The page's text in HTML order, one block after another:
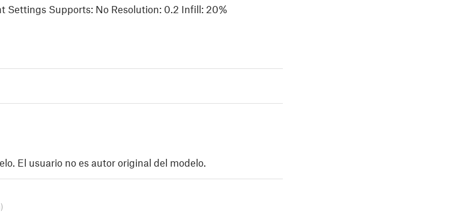
Settings Supports: No Resolution: 0.2 Infill: 20%
El usuario no es autor original del modelo.